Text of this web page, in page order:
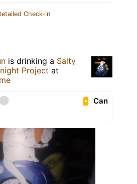
Check-in
is drinking a Salty
Project at
Can